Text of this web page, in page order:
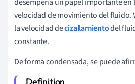
velocidad de movimiento del fluido.
la velocidad decizallamientodel
constante.
De forma condensada, se puede